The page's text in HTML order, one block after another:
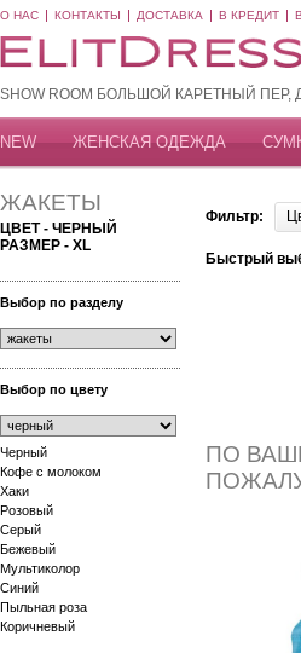
О НАС КОНТАКТЫ ДОСТАВКА В КРЕДИТ
SHOW ROOM БОЛЬШОЙ КАРЕТНЫЙ ПЕР,
NEW ЖЕНСКАЯ ОДЕЖДА
ЖАКЕТЫ
ЦВЕТ - ЧЕРНЫЙ
РАЗМЕР - XL
Выбор по разделу
Выбор по цвету
Черный
Кофе с молоком
Хаки
Розовый
Серый
Бежевый
Мультиколор
Синий
Пыльная роза
Коричневый
Фильтр:
Быстрый
ПО